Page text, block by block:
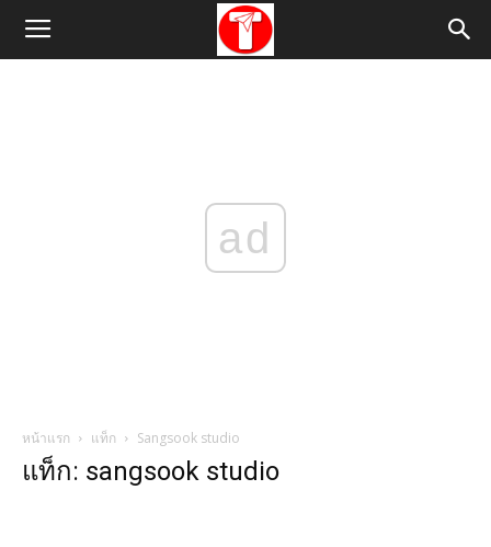
ad
หน้าแรก แท็ก Sangsook studio
แท็ก: sangsook studio